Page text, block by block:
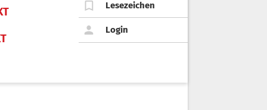
Lesezeichen
Login